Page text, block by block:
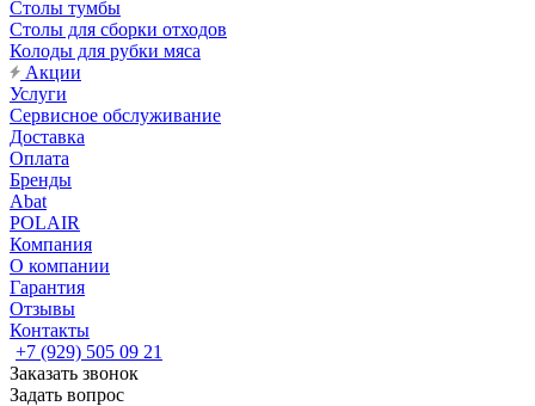
Столы тумбы
Столы для сборки отходов
Колоды для рубки мяса
Акции
Услуги
Сервисное обслуживание
Доставка
Оплата
Бренды
Abat
POLAIR
Компания
О компании
Гарантия
Отзывы
Контакты
+7 (929) 505 09 21
Заказать звонок
Задать вопрос